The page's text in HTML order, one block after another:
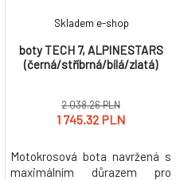
boty TECH 7, ALPINESTARS
(černá/stříbrná/bílá/zlatá)
Skladem e-shop
2 038.26 PLN
1 745.32 PLN
Motokrosová bota navržená s
maximálním důrazem pro